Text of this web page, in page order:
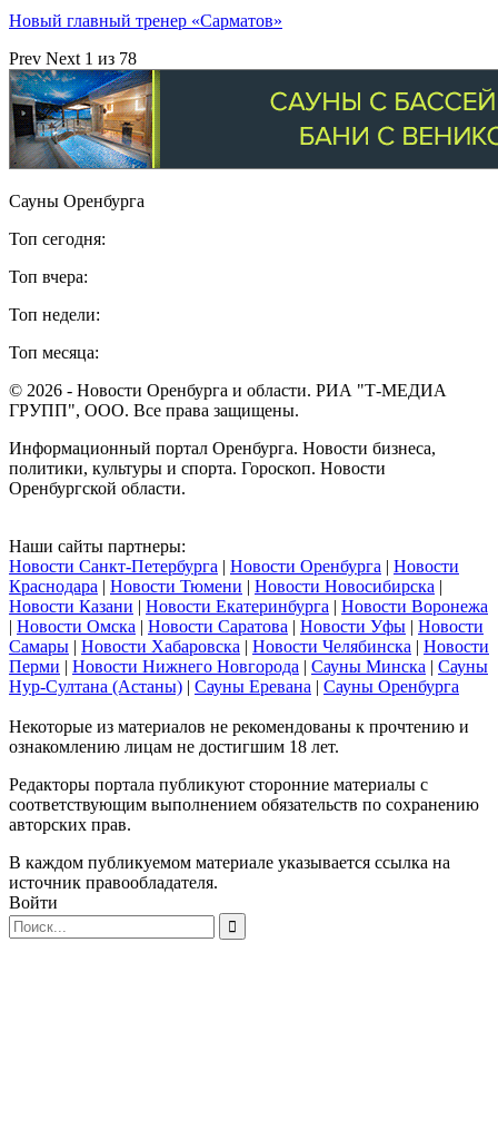
Новый главный тренер «Сарматов»
Prev Next 1 из 78
Сауны Оренбурга
Топ сегодня:
Топ вчера:
Топ недели:
Топ месяца:
© 2026 - Новости Оренбурга и области. РИА "Т-МЕДИА
ГРУПП", ООО. Все права защищены.
Информационный портал Оренбурга. Новости бизнеса,
политики, культуры и спорта. Гороскоп. Новости
Оренбургской области.
Наши сайты партнеры:
Новости Санкт-Петербурга | Новости Оренбурга | Новости
Краснодара | Новости Тюмени | Новости Новосибирска |
Новости Казани | Новости Екатеринбурга | Новости Воронежа
| Новости Омска | Новости Саратова | Новости Уфы | Новости
Самары | Новости Хабаровска | Новости Челябинска | Новости
Перми | Новости Нижнего Новгорода | Сауны Минска | Сауны
Нур-Султана (Астаны) | Сауны Еревана | Сауны Оренбурга
Некоторые из материалов не рекомендованы к прочтению и
ознакомлению лицам не достигшим 18 лет.
Редакторы портала публикуют сторонние материалы с
соответствующим выполнением обязательств по сохранению
авторских прав.
В каждом публикуемом материале указывается ссылка на
источник правообладателя.
Войти